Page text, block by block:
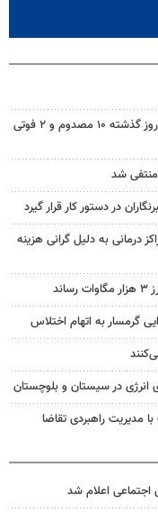
۱۰ عملیات امدادی هلال‌احمر اصفهان در روز گذشته ۱۰ مصدوم و ۲ فوتی
در دستور کار قرار گیرد
درمانی به دلیل گرانی هزینه
انرژی در سیستان و بلوچستان
مدیریت راهبردی تقاضا
اجتماعی اعلام شد